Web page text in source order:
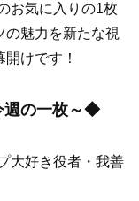
お気に入りの1枚
の魅力を新たな視
けです！
週の一枚～◆
大好き役者・我善